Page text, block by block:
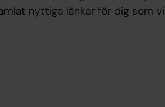
nyttiga länkar för dig som